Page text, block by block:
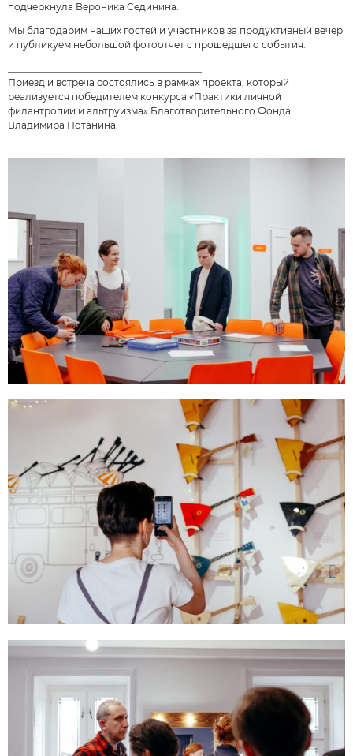
подчеркнула Вероника Сединина.
Мы благодарим наших гостей и участников за продуктивный вечер
и публикуем небольшой фотоотчет с прошедшего события.
Приезд и встреча состоялись в рамках проекта, который
реализуется победителем конкурса «Практики личной
филантропии и альтруизма» Благотворительного Фонда
Владимира Потанина.